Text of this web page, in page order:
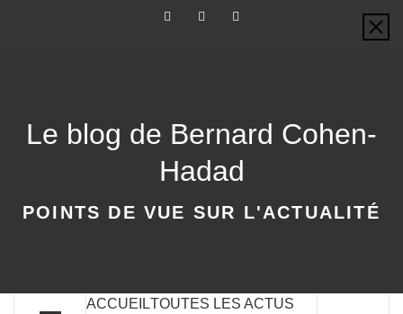
Le blog de Bernard Cohen-
Hadad
POINTS DE VUE SUR L'ACTUALITÉ
ACCUEILTOUTES LES ACTUS